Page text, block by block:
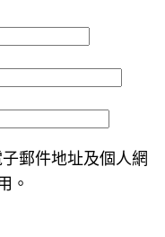
郵件地址及個人網
。